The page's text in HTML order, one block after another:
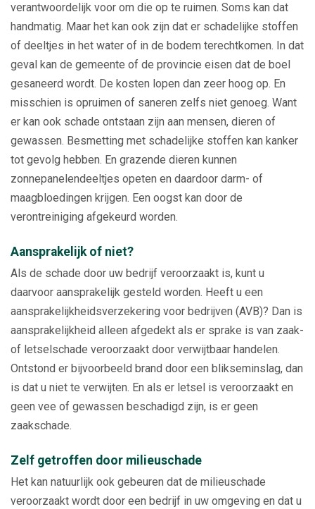
verantwoordelijk voor om die op te ruimen. Soms kan dat
handmatig. Maar het kan ook zijn dat er schadelijke stoffen
of deeltjes in het water of in de bodem terechtkomen. In dat
geval kan de gemeente of de provincie eisen dat de boel
gesaneerd wordt. De kosten lopen dan zeer hoog op. En
misschien is opruimen of saneren zelfs niet genoeg. Want
er kan ook schade ontstaan zijn aan mensen, dieren of
gewassen. Besmetting met schadelijke stoffen kan kanker
tot gevolg hebben. En grazende dieren kunnen
zonnepanelendeeltjes opeten en daardoor darm- of
maagbloedingen krijgen. Een oogst kan door de
verontreiniging afgekeurd worden.
Aansprakelijk of niet?
Als de schade door uw bedrijf veroorzaakt is, kunt u
daarvoor aansprakelijk gesteld worden. Heeft u een
aansprakelijkheidsverzekering voor bedrijven (AVB)? Dan is
aansprakelijkheid alleen afgedekt als er sprake is van zaak-
of letselschade veroorzaakt door verwijtbaar handelen.
Ontstond er bijvoorbeeld brand door een blikseminslag, dan
is dat u niet te verwijten. En als er letsel is veroorzaakt en
geen vee of gewassen beschadigd zijn, is er geen
zaakschade.
Zelf getroffen door milieuschade
Het kan natuurlijk ook gebeuren dat de milieuschade
veroorzaakt wordt door een bedrijf in uw omgeving en dat u